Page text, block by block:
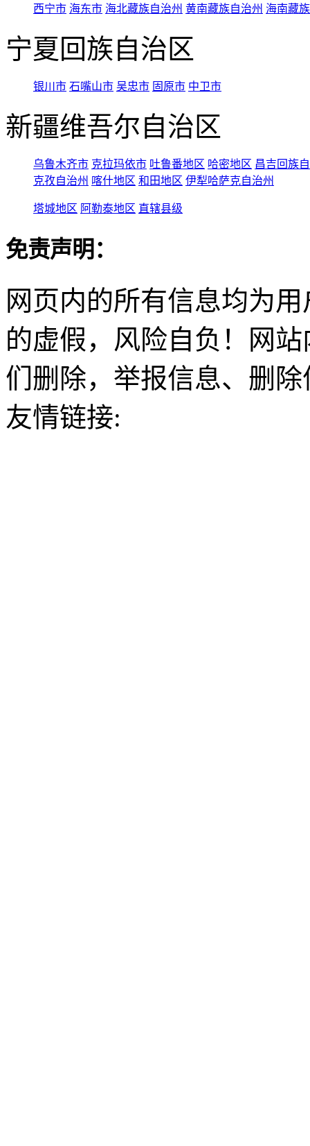
西宁市 海东市 海北藏族自治州 黄南藏族自治州 海南藏
宁夏回族自治区
银川市 石嘴山市 吴忠市 固原市 中卫市
新疆维吾尔自治区
乌鲁木齐市 克拉玛依市 吐鲁番地区 哈密地区 昌吉回族
克孜自治州 喀什地区 和田地区 伊犁哈萨克自治州
塔城地区 阿勒泰地区 直辖县级
免责声明：
网页内的所有信息均为
的虚假，风险自负！网
们删除，举报信息、删
友情链接: